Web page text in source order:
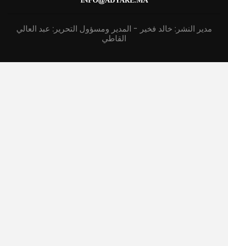
مدير النشر: خالد فخير - المدير ومسؤول التحرير: عبد العالي
القاطي